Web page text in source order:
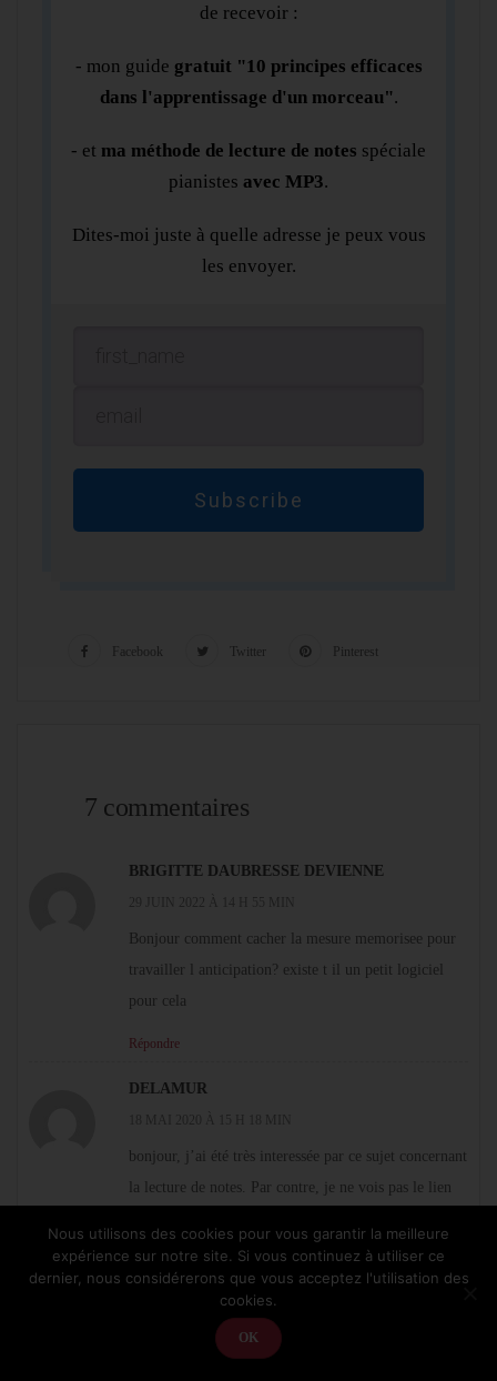
de recevoir :
- mon guide gratuit "10 principes efficaces
dans l'apprentissage d'un morceau".
- et ma méthode de lecture de notes spéciale
pianistes avec MP3.
Dites-moi juste à quelle adresse je peux vous
les envoyer.
Subscribe
Facebook Twitter Pinterest
7 commentaires
BRIGITTE DAUBRESSE DEVIENNE
29 JUIN 2022 À 14 H 55 MIN
Bonjour comment cacher la mesure memorisee pour
travailler l anticipation? existe t il un petit logiciel
pour cela
Répondre
DELAMUR
18 MAI 2020 À 15 H 18 MIN
bonjour, j’ai été très interessée par ce sujet concernant
la lecture de notes. Par contre, je ne vois pas le lien
Pouvez vous me l’envoyer svp. Encore merci pour
vos articles
Nous utilisons des cookies pour vous garantir la meilleure
expérience sur notre site. Si vous continuez à utiliser ce
dernier, nous considérerons que vous acceptez l'utilisation des
cookies.
OK